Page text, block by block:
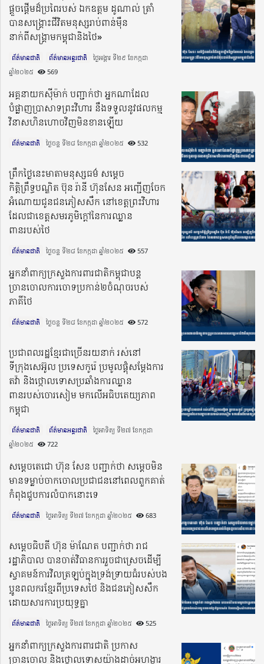
ផ្តួចផ្តើមដ៏ប្រពៃរបស់ ឯកឧត្តម ដូណាល់ ត្រាំ
បានសង្រ្គោះជីវិតមនុស្សរាប់ពាន់ម៉ឺន
នាក់ពីសង្រ្គាមកម្ពុជានិងថៃ»
ព័ត៌មានជាតិ ព័ត៌មានអន្តរជាតិ
ថ្ងៃអង្គារ ទី២៩ ខែកក្កដា
ឆ្នាំ២០២៥​
569
អគ្គនាយកស៊ីម៉ាក់ បញ្ជាក់ថា អ្នកណាដែល
បំផ្លាញប្រាសាទព្រះវិហារ នឹងទទួលនូវផលកម្ម
វិនាសហិនហោចវិញមិនខានឡើយ
ព័ត៌មានជាតិ ថ្ងៃចន្ទ ទី២៨ ខែកក្កដា ឆ្នាំ២០២៥​ 532
ព្រឹកថ្ងៃនេះមាតាមនុស្សធម៌ សម្តេច
កិត្តិព្រឹទ្ធបណ្ឌិត ប៊ុន រ៉ានី ហ៊ុនសែន អញ្ជើញចែក​
អំណោយ​ជូនជនភៀសសឹក នៅខេត្តព្រះវិហារ
ដែលជាខេត្តសមរភូមិក្តៅ​នៃការ​ឈ្លាន​
ពានរបស់ថៃ
ព័ត៌មានជាតិ ថ្ងៃចន្ទ ទី២៨ ខែកក្កដា ឆ្នាំ២០២៥​ 557
អ្នកនាំពាក្យក្រសួងការពារជាតិកម្ពុជាបន្ត
ច្រានចោលការចោទប្រកាន់២ចំណុចរបស់
ភាគីថៃ
ព័ត៌មានជាតិ ថ្ងៃចន្ទ ទី២៨ ខែកក្កដា ឆ្នាំ២០២៥​ 572
ប្រជាពលរដ្ឋខ្មែរជាច្រើនរយនាក់ រស់​នៅ
ទីក្រុងសេអ៊ូល ប្រទេសកូរ៉េ ប្រមូលផ្តុំសម្ដែងការ
តវ៉ា និងថ្កោលទោសប្រឆាំងការឈ្លាន
ពានរបស់ចោរសៀម មកលើអធិបតេយ្យភាព
កម្ពុជា
ព័ត៌មានជាតិ ព័ត៌មានអន្តរជាតិ
ថ្ងៃអាទិត្យ ទី២៧ ខែកក្កដា
ឆ្នាំ២០២៥​
722
សម្តេចតេជោ ហ៊ុន សែន បញ្ជាក់ថា សម្តេចមិន
មានទម្លាប់ចាកចោលប្រជាជននៅពេលពួកគាត់
កំពុងជួបការលំបាកនោះទេ
ព័ត៌មានជាតិ ថ្ងៃអាទិត្យ ទី២៧ ខែកក្កដា ឆ្នាំ២០២៥​ 683
សម្តេចធិបតី ហ៊ុន ម៉ាណែត បញ្ជាក់ថា រាជ
រដ្ឋាភិបាល បានចាត់វិធានការរួចជាស្រេចដើម្បី
ស្វាគមន៍ការវិលត្រឡប់ក្នុងទ្រង់ទ្រាយធំរបស់បង
ប្អូនពលករខ្មែរពីប្រទេសថៃ និងជនភៀសសឹក
ដោយសារការប្រយុទ្ធគ្នា
ព័ត៌មានជាតិ ថ្ងៃអាទិត្យ ទី២៧ ខែកក្កដា ឆ្នាំ២០២៥​ 525
អ្នកនាំពាក្យក្រសួងការពារជាតិ ប្រកាស
ច្រានចោល និងថ្កោលទោសយ៉ាងដាច់អហង្ការ